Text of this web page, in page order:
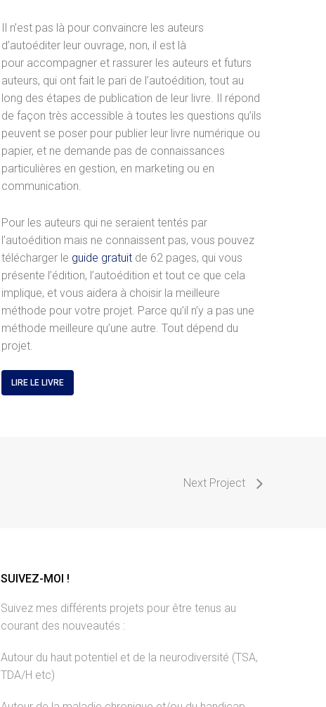
Il n’est pas là pour convaincre les auteurs
d’autoéditer leur ouvrage, non, il est là
pour accompagner et rassurer les auteurs et futurs
auteurs, qui ont fait le pari de l’autoédition, tout au
long des étapes de publication de leur livre. Il répond
de façon très accessible à toutes les questions qu’ils
peuvent se poser pour publier leur livre numérique ou
papier, et ne demande pas de connaissances
particulières en gestion, en marketing ou en
communication.
Pour les auteurs qui ne seraient tentés par
l’autoédition mais ne connaissent pas, vous pouvez
télécharger le guide gratuit de 62 pages, qui vous
présente l’édition, l’autoédition et tout ce que cela
implique, et vous aidera à choisir la meilleure
méthode pour votre projet. Parce qu’il n’y a pas une
méthode meilleure qu’une autre. Tout dépend du
projet.
LIRE LE LIVRE
Next Project
SUIVEZ-MOI !
Suivez mes différents projets pour être tenus au
courant des nouveautés :
Autour du haut potentiel et de la neurodiversité (TSA,
TDA/H etc)